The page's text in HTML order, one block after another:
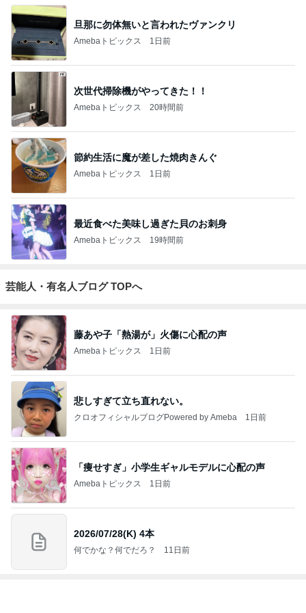
旦那に勿体無いと言われたヴァンクリ
Amebaトピックス 1日前
次世代掃除機がやってきた！！
Amebaトピックス 20時間前
節約生活に魔が差した焼肉きんぐ
Amebaトピックス 1日前
最近食べた美味し過ぎた貝のお刺身
Amebaトピックス 19時間前
芸能人・有名人ブログ TOPへ
藤あや子「熱湯が」火傷に心配の声
Amebaトピックス 1日前
悲しすぎて立ち直れない。
クロオフィシャルブログPowered by Ameba 1日前
「痩せすぎ」小学生ギャルモデルに心配の声
Amebaトピックス 1日前
2026/07/28(K) 4本
何でかな？何でだろ？ 11日前